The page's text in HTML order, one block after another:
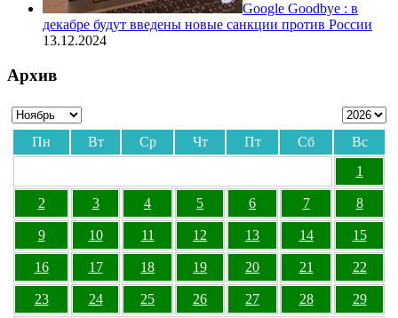
Google Goodbye : в
декабре будут введены новые санкции против России
13.12.2024
Архив
Пн Вт Ср Чт Пт Сб
Вс
1
2 3 4 5 6 7 8
9 10 11 12 13 14 15
16 17 18 19 20 21 22
23 24 25 26 27 28 29